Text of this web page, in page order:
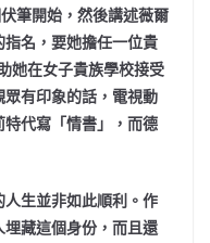
筆開始，然後講述薇爾
名，要她擔任一位貴
她在女子貴族學校接受
有印象的話，電視動
代寫「情書」，而德
生並非如此順利。作
藏這個身份，而且還